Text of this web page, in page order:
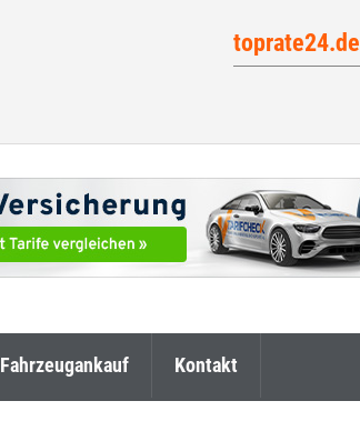
toprate24.de
Fahrzeugankauf Kontakt